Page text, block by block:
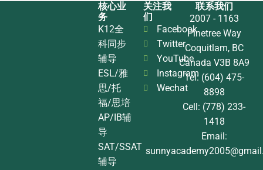
核心业
务
K12全
科同步
辅导
ESL/雅
思/托
福/思培
AP/IB辅
导
SAT/SSAT
辅导
关注我
们
Facebook
Twitter
YouTube
Instagram
Wechat
联系我们
2007 - 1163
Pinetree Way
Coquitlam, BC
Canada V3B 8A9
Tel: (604) 475-
8898
Cell: (778) 233-
1418
Email: